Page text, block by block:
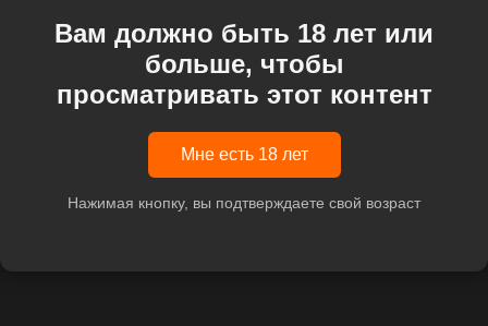
Вам должно быть 18 лет или
больше, чтобы
просматривать этот контент
Мне есть 18 лет
Нажимая кнопку, вы подтверждаете свой возраст